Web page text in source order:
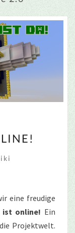
eine freudige
online! Ein
Projektwelt.